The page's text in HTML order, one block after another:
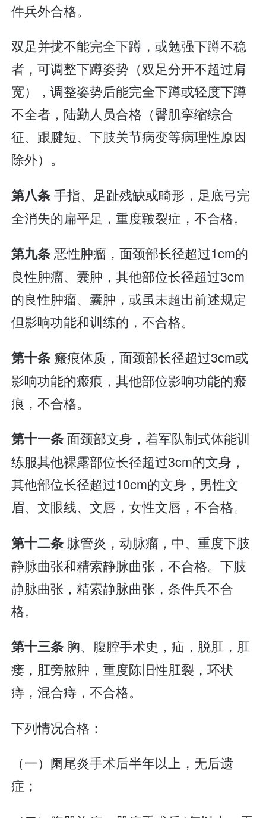
件兵外合格。
双足并拢不能完全下蹲，或勉强下蹲不稳
者，可调整下蹲姿势（双足分开不超过肩
宽），调整姿势后能完全下蹲或轻度下蹲
不全者，陆勤人员合格（臀肌挛缩综合
征、跟腱短、下肢关节病变等病理性原因
除外）。
第八条手指、足趾残缺或畸形，足底弓完
全消失的扁平足，重度皲裂症，不合格。
第九条恶性肿瘤，面颈部长径超过1cm的
良性肿瘤、囊肿，其他部位长径超过3cm
的良性肿瘤、囊肿，或虽未超出前述规定
但影响功能和训练的，不合格。
第十条 瘢痕体质，面颈部长径超过3cm或
影响功能的瘢痕，其他部位影响功能的瘢
痕，不合格。
第十一条面颈部文身，着军队制式体能训
练服其他裸露部位长径超过3cm的文身，
其他部位长径超过10cm的文身，男性文
眉、文眼线、文唇，女性文唇，不合格。
第十二条 脉管炎，动脉瘤，中、重度下肢
静脉曲张和精索静脉曲张，不合格。下肢
静脉曲张，精索静脉曲张，条件兵不合
格。
第十三条 胸、腹腔手术史，疝，脱肛，肛
瘘，肛旁脓肿，重度陈旧性肛裂，环状
痔，混合痔，不合格。
下列情况合格：
（一）阑尾炎手术后半年以上，无后遗
症；